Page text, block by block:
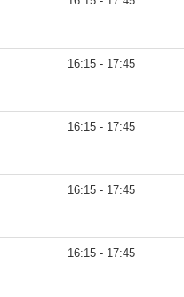
16:15 - 17:45
16:15 - 17:45
16:15 - 17:45
16:15 - 17:45